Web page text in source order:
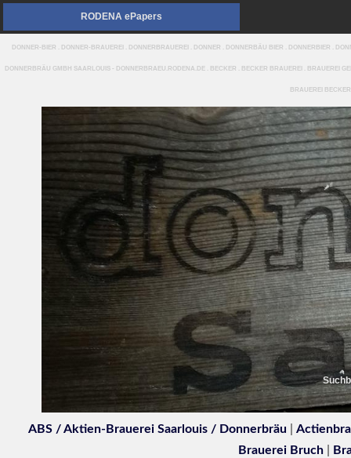
RODENA ePapers
DONNER-BIER . DONNER-BRAUEREI . DONNERBRAUEREI . DONNER . DONNERBÄU BIER . DONNERBIER .
DONNERBRÄU GMBH SAARLOUIS - DONNERBRAEU.RODENA.DE . BECKER . BECKER BRAUEREI . BRAUEREI
BRAUEREI
ABS / Aktien-Brauerei Saarlouis / Donnerbräu
Brauerei Bruch